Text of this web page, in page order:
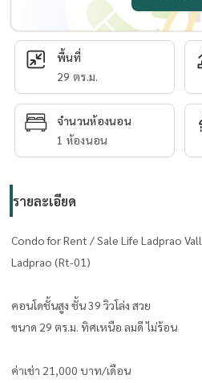
พื้นที่
29 ตร.ม.
จำนวนห้องนอน
1 ห้องนอน
รายละเอียด
Condo for Rent / Sale Life Ladprao
Ladprao (Rt-01)
คอนโดชั้นสูง ชั้น 39 วิวโล่ง สวย
ขนาด 29 ตร.ม. ทิศเหนือ ลมดี ไม่ร้อน
ค่าเช่า 21,000 บาท/เดือน